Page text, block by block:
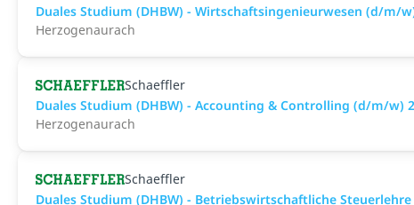
Duales Studium (DHBW) - Wirtschaftsingenieurwesen (d/m/
Herzogenaurach
Schaeffler
Duales Studium (DHBW) - Accounting & Controlling (d/m/w)
Herzogenaurach
Schaeffler
Duales Studium (DHBW) - Betriebswirtschaftliche